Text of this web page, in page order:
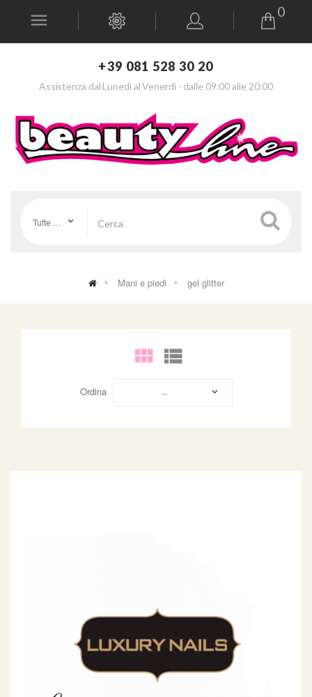
+39 081 528 30 20
Assistenza dal Lunedì al Venerdì - dalle 09:00 alle 20:00
0
Mani e piedi gel glitter
Ordina --